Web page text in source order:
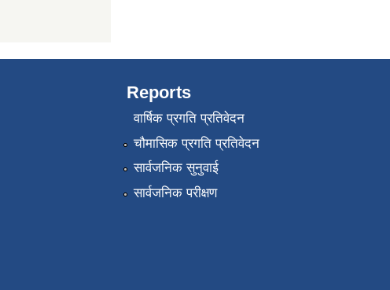
Reports
वार्षिक प्रगति प्रतिवेदन
चौमासिक प्रगति प्रतिवेदन
सार्वजनिक सुनुवाई
सार्वजनिक परीक्षण